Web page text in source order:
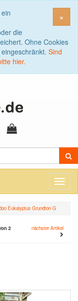
×
die
Ohne Cookies
Sind
hier.
Eukalyptus Grundton G
2 nächster Artikel